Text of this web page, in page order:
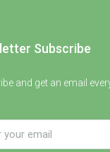
Subscribe
and get an email